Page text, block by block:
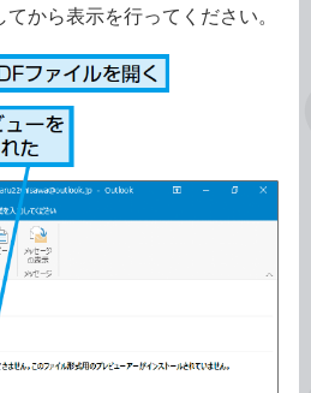
から表示を行ってください。